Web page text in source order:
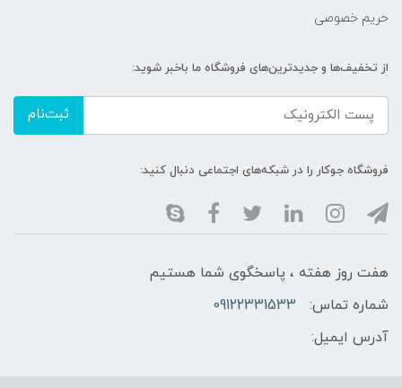
حریم خصوصی
از تخفیف‌ها و جدیدترین‌های فروشگاه ما باخبر شوید:
ثبت‌نام
فروشگاه جوکار را در شبکه‌های اجتماعی دنبال کنید:
هفت روز هفته ، پاسخگوی شما هستیم
شماره تماس:
09122331533
آدرس ایمیل: